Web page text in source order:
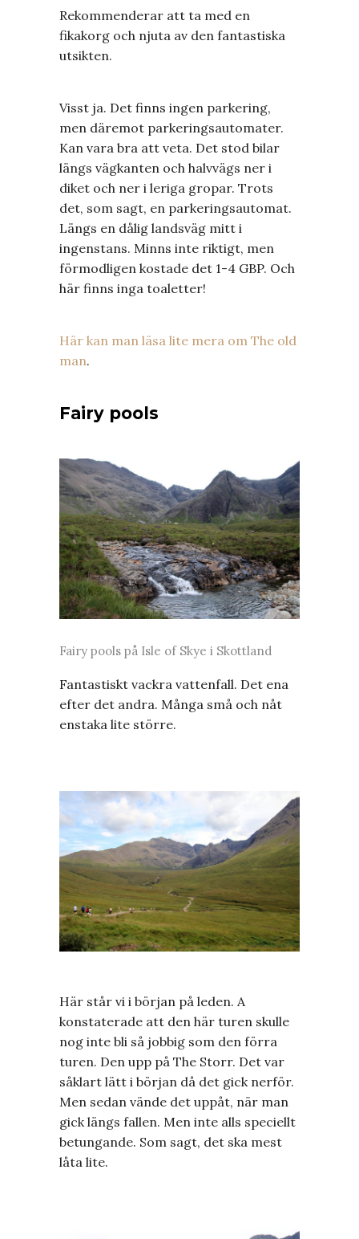
Rekommenderar att ta med en
fikakorg och njuta av den fantastiska
utsikten.
Visst ja. Det finns ingen parkering,
men däremot parkeringsautomater.
Kan vara bra att veta. Det stod bilar
längs vägkanten och halvvägs ner i
diket och ner i leriga gropar. Trots
det, som sagt, en parkeringsautomat.
Längs en dålig landsväg mitt i
ingenstans. Minns inte riktigt, men
förmodligen kostade det 1-4 GBP. Och
här finns inga toaletter!
Här kan man läsa lite mera om The old
man.
Fairy pools
Fairy pools på Isle of Skye i Skottland
Fantastiskt vackra vattenfall. Det ena
efter det andra. Många små och nåt
enstaka lite större.
Här står vi i början på leden. A
konstaterade att den här turen skulle
nog inte bli så jobbig som den förra
turen. Den upp på The Storr. Det var
såklart lätt i början då det gick nerför.
Men sedan vände det uppåt, när man
gick längs fallen. Men inte alls speciellt
betungande. Som sagt, det ska mest
låta lite.